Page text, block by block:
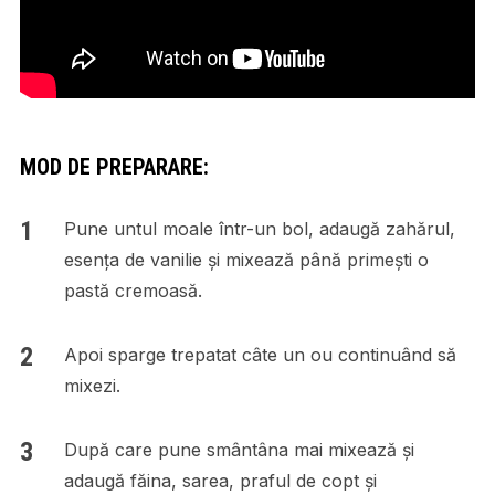
MOD DE PREPARARE:
Pune untul moale într-un bol, adaugă zahărul,
esența de vanilie și mixează până primești o
pastă cremoasă.
Apoi sparge trepatat câte un ou continuând să
mixezi.
După care pune smântâna mai mixează și
adaugă făina, sarea, praful de copt și